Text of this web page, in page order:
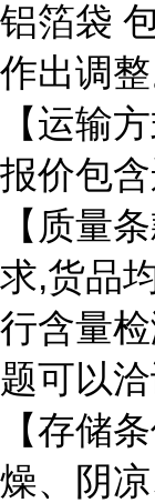
铝箔袋
作出调整
【运输
报价包含
【质量
求,货品
行含量
题可以洽
【存储
燥、阴凉